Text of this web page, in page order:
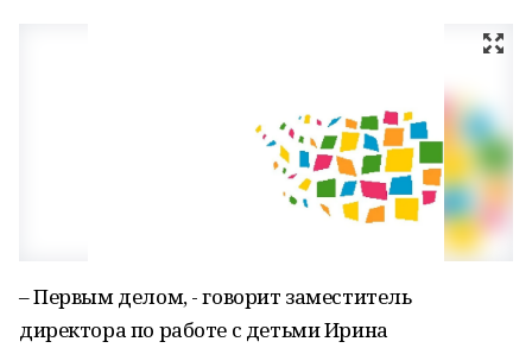
– Первым делом, - говорит заместитель
директора по работе с детьми Ирина